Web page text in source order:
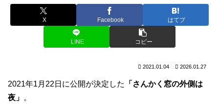
X Facebook はてブ
LINE コピー
2021.01.04 2026.01.27
2021年1月22日に公開が決定した
「さんかく窓の外側は
夜」 。